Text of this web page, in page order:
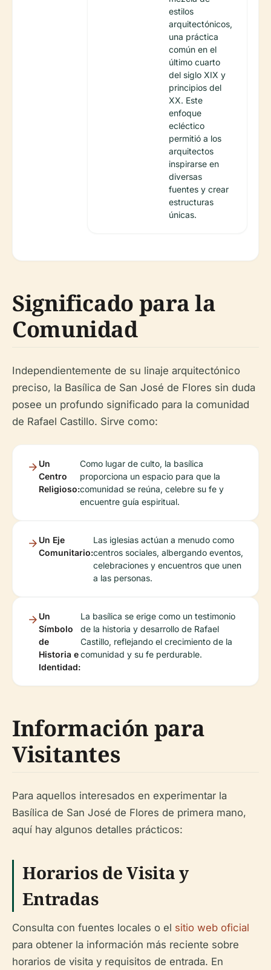
estilos
arquitectónicos,
una práctica
común en el
último cuarto
del siglo XIX y
principios del
XX. Este
enfoque
ecléctico
permitió a los
arquitectos
inspirarse en
diversas
fuentes y crear
estructuras
únicas.
Significado para la
Comunidad
Independientemente de su linaje arquitectónico
preciso, la Basílica de San José de Flores sin duda
posee un profundo significado para la comunidad
de Rafael Castillo. Sirve como:
Un
Centro
Religioso:
Como lugar de culto, la basílica
proporciona un espacio para que la
comunidad se reúna, celebre su fe y
encuentre guía espiritual.
Un Eje
Comunitario:
Las iglesias actúan a menudo como
centros sociales, albergando eventos,
celebraciones y encuentros que unen
a las personas.
Un
Símbolo
de
Historia e
Identidad:
La basílica se erige como un testimonio
de la historia y desarrollo de Rafael
Castillo, reflejando el crecimiento de la
comunidad y su fe perdurable.
Información para
Visitantes
Para aquellos interesados en experimentar la
Basílica de San José de Flores de primera mano,
aquí hay algunos detalles prácticos:
Horarios de Visita y
Entradas
Consulta con fuentes locales o el sitio web oficial
para obtener la información más reciente sobre
horarios de visita y requisitos de entrada. En